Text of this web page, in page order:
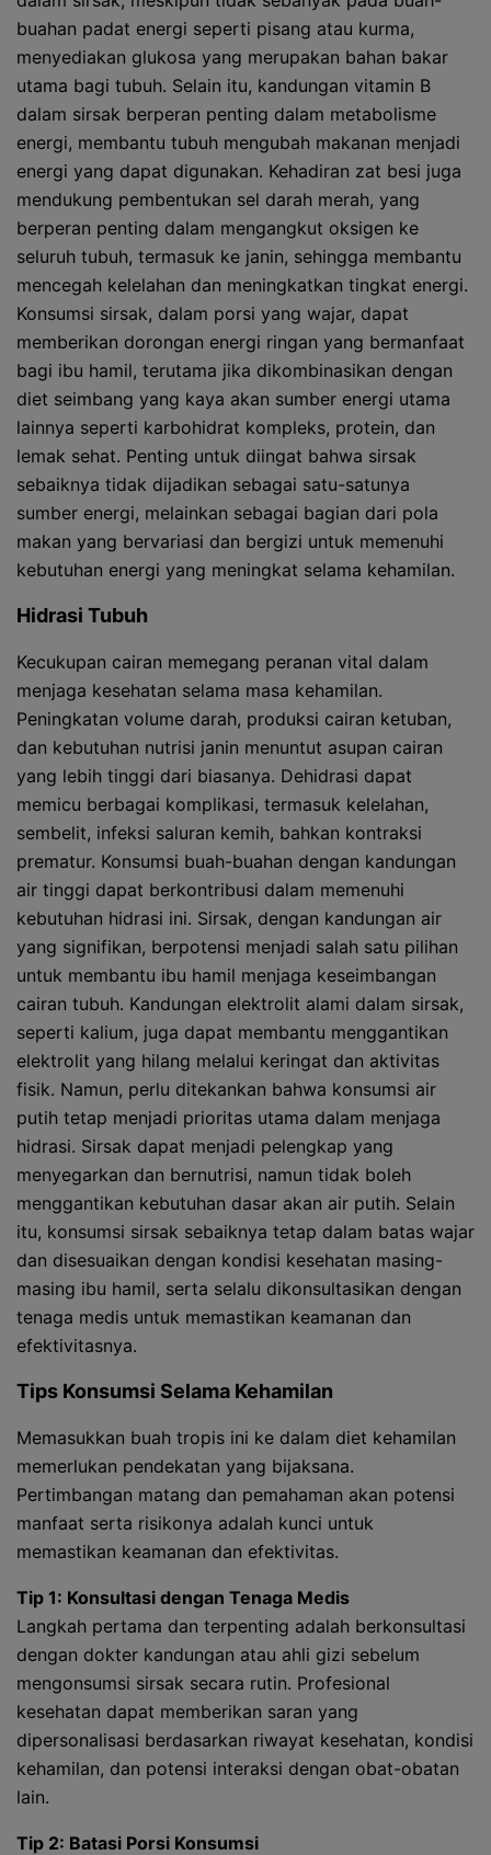
buahan padat energi seperti pisang atau kurma,
menyediakan glukosa yang merupakan bahan bakar
utama bagi tubuh. Selain itu, kandungan vitamin B
dalam sirsak berperan penting dalam metabolisme
energi, membantu tubuh mengubah makanan menjadi
energi yang dapat digunakan. Kehadiran zat besi juga
mendukung pembentukan sel darah merah, yang
berperan penting dalam mengangkut oksigen ke
seluruh tubuh, termasuk ke janin, sehingga membantu
mencegah kelelahan dan meningkatkan tingkat energi.
Konsumsi sirsak, dalam porsi yang wajar, dapat
memberikan dorongan energi ringan yang bermanfaat
bagi ibu hamil, terutama jika dikombinasikan dengan
diet seimbang yang kaya akan sumber energi utama
lainnya seperti karbohidrat kompleks, protein, dan
lemak sehat. Penting untuk diingat bahwa sirsak
sebaiknya tidak dijadikan sebagai satu-satunya
sumber energi, melainkan sebagai bagian dari pola
makan yang bervariasi dan bergizi untuk memenuhi
kebutuhan energi yang meningkat selama kehamilan.
Hidrasi Tubuh
Kecukupan cairan memegang peranan vital dalam
menjaga kesehatan selama masa kehamilan.
Peningkatan volume darah, produksi cairan ketuban,
dan kebutuhan nutrisi janin menuntut asupan cairan
yang lebih tinggi dari biasanya. Dehidrasi dapat
memicu berbagai komplikasi, termasuk kelelahan,
sembelit, infeksi saluran kemih, bahkan kontraksi
prematur. Konsumsi buah-buahan dengan kandungan
air tinggi dapat berkontribusi dalam memenuhi
kebutuhan hidrasi ini. Sirsak, dengan kandungan air
yang signifikan, berpotensi menjadi salah satu pilihan
untuk membantu ibu hamil menjaga keseimbangan
cairan tubuh. Kandungan elektrolit alami dalam sirsak,
seperti kalium, juga dapat membantu menggantikan
elektrolit yang hilang melalui keringat dan aktivitas
fisik. Namun, perlu ditekankan bahwa konsumsi air
putih tetap menjadi prioritas utama dalam menjaga
hidrasi. Sirsak dapat menjadi pelengkap yang
menyegarkan dan bernutrisi, namun tidak boleh
menggantikan kebutuhan dasar akan air putih. Selain
itu, konsumsi sirsak sebaiknya tetap dalam batas wajar
dan disesuaikan dengan kondisi kesehatan masing-
masing ibu hamil, serta selalu dikonsultasikan dengan
tenaga medis untuk memastikan keamanan dan
efektivitasnya.
Tips Konsumsi Selama Kehamilan
Memasukkan buah tropis ini ke dalam diet kehamilan
memerlukan pendekatan yang bijaksana.
Pertimbangan matang dan pemahaman akan potensi
manfaat serta risikonya adalah kunci untuk
memastikan keamanan dan efektivitas.
Tip 1: Konsultasi dengan Tenaga Medis
Langkah pertama dan terpenting adalah berkonsultasi
dengan dokter kandungan atau ahli gizi sebelum
mengonsumsi sirsak secara rutin. Profesional
kesehatan dapat memberikan saran yang
dipersonalisasi berdasarkan riwayat kesehatan, kondisi
kehamilan, dan potensi interaksi dengan obat-obatan
lain.
Tip 2: Batasi Porsi Konsumsi